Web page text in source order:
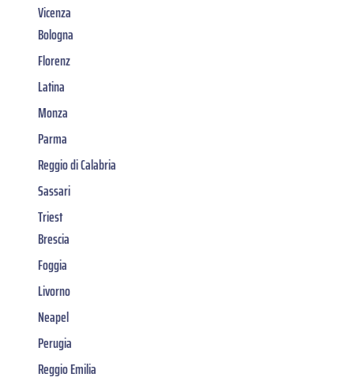
Vicenza
Bologna
Florenz
Latina
Monza
Parma
Reggio di Calabria
Sassari
Triest
Brescia
Foggia
Livorno
Neapel
Perugia
Reggio Emilia